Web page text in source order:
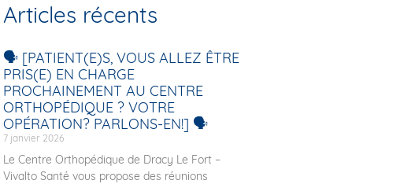
Articles récents
🗣️ [PATIENT(E)S, VOUS ALLEZ ÊTRE
PRIS(E) EN CHARGE
PROCHAINEMENT AU CENTRE
ORTHOPÉDIQUE ? VOTRE
OPÉRATION? PARLONS-EN!] 🗣️
7 janvier 2026
Le Centre Orthopédique de Dracy Le Fort –
Vivalto Santé vous propose des réunions